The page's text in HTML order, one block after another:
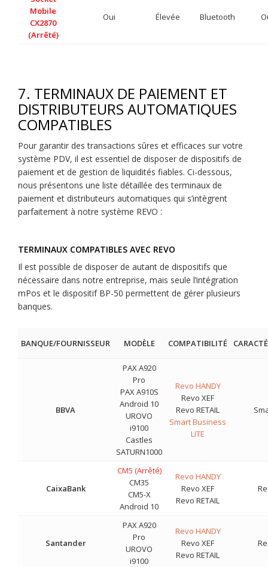
Mobile
CX2870
(Arrêté)
Oui Élevée Bluetooth
7. TERMINAUX DE PAIEMENT ET
DISTRIBUTEURS AUTOMATIQUES
COMPATIBLES
Pour garantir des transactions sûres et efficaces sur votre
système PDV, il est essentiel de disposer de dispositifs de
paiement et de gestion de liquidités fiables. Ci-dessous,
nous présentons une liste détaillée des terminaux de
paiement et distributeurs automatiques qui s’intègrent
parfaitement à notre système REVO :
TERMINAUX COMPATIBLES AVEC REVO
Il est possible de disposer de autant de dispositifs que
nécessaire dans notre entreprise, mais seule l’intégration
mPos et le dispositif BP-50 permettent de gérer plusieurs
banques.
BANQUE/FOURNISSEUR MODÈLE COMPATIBILITÉ
BBVA
PAX A920
Pro
PAX A910S
Android 10
UROVO
i9100
Castles
SATURN1000
Revo HANDY
Revo XEF
Revo RETAIL
Smart Business
LITE
CaixaBank
CM5 (Arrêté)
CM35
CM5-X
Android 10
Revo HANDY
Revo XEF
Revo RETAIL
Santander
PAX A920
Pro
UROVO
i9100
Revo HANDY
Revo XEF
Revo RETAIL